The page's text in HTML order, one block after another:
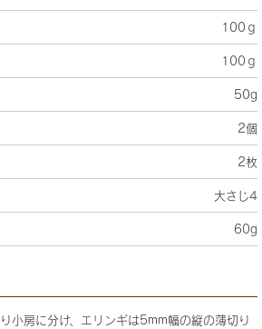
100ｇ
100ｇ
50g
2個
2枚
大さじ4
60g
小房に分け、エリンギは5mm幅の縦の薄切り